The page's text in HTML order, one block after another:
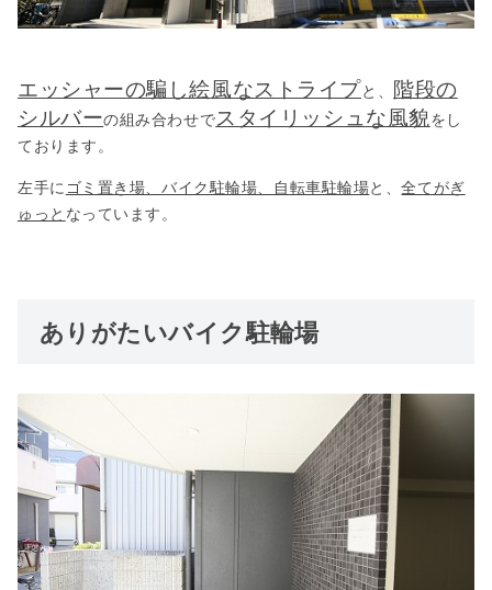
エッシャーの騙し絵風なストライプと、 階段の
シルバーの組み合わせでスタイリッシュな風貌をし
ております。
左手にゴミ置き場、バイク駐輪場、自転車駐輪場と、全てがぎ
ゅっと なっています。
ありがたいバイク駐輪場